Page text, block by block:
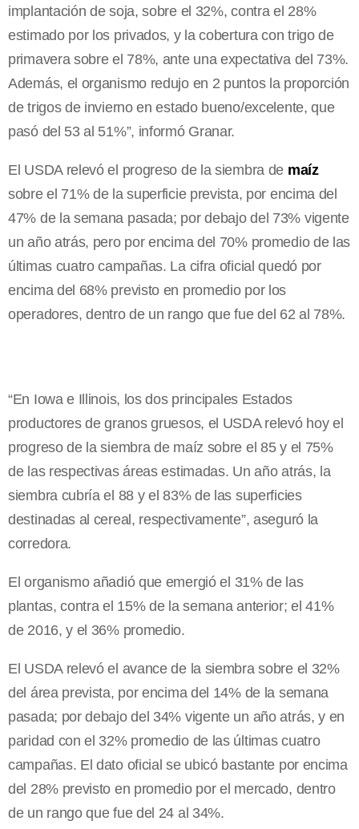
implantación de soja, sobre el 32%, contra el 28%
estimado por los privados, y la cobertura con trigo de
primavera sobre el 78%, ante una expectativa del 73%.
Además, el organismo redujo en 2 puntos la proporción
de trigos de invierno en estado bueno/excelente, que
pasó del 53 al 51%”, informó Granar.
El USDA relevó el progreso de la siembra de maíz
sobre el 71% de la superficie prevista, por encima del
47% de la semana pasada; por debajo del 73% vigente
un año atrás, pero por encima del 70% promedio de las
últimas cuatro campañas. La cifra oficial quedó por
encima del 68% previsto en promedio por los
operadores, dentro de un rango que fue del 62 al 78%.
“En Iowa e Illinois, los dos principales Estados
productores de granos gruesos, el USDA relevó hoy el
progreso de la siembra de maíz sobre el 85 y el 75%
de las respectivas áreas estimadas. Un año atrás, la
siembra cubría el 88 y el 83% de las superficies
destinadas al cereal, respectivamente”, aseguró la
corredora.
El organismo añadió que emergió el 31% de las
plantas, contra el 15% de la semana anterior; el 41%
de 2016, y el 36% promedio.
El USDA relevó el avance de la siembra sobre el 32%
del área prevista, por encima del 14% de la semana
pasada; por debajo del 34% vigente un año atrás, y en
paridad con el 32% promedio de las últimas cuatro
campañas. El dato oficial se ubicó bastante por encima
del 28% previsto en promedio por el mercado, dentro
de un rango que fue del 24 al 34%.